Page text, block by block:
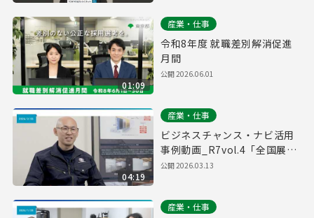
01:09
産業・仕事
令和8年度 就職差別解消促進
月間
公開2026.06.01
04:19
産業・仕事
ビジネスチャンス・ナビ活用
事例動画_R7vol.4「全国展開
しているサービスで薄手なエ
公開2026.03.13
産業・仕事